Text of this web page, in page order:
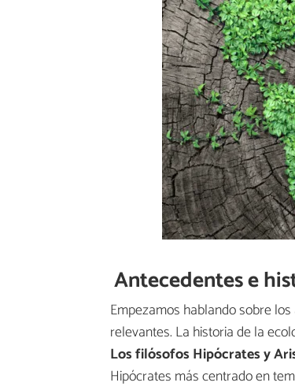
Antecedentes e
Empezamos hablando sobre
relevantes. La historia de la
Los filósofos Hipócrates y
Hipócrates más centrado en